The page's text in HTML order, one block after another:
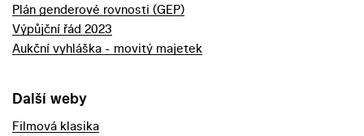
Plán genderové rovnosti (GEP)
Výpůjční řád 2023
Aukční vyhláška - movitý majetek
Další weby
Filmová klasika